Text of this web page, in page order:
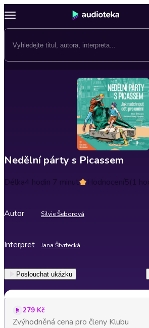
Nedělní párty s Picassem
Délka4 hodin 7 minut Hodnocení5(1
Autor Silvie Šeborová
Interpret Jana Štvrtecká
Poslouchat ukázku
279 Kč
Zvýhodněná cena pro členy Klubu